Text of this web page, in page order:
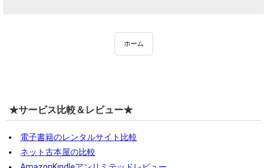
ホーム
★サービス比較＆レビュー★
電子書籍のレンタルサイト比較
ネット古本屋の比較